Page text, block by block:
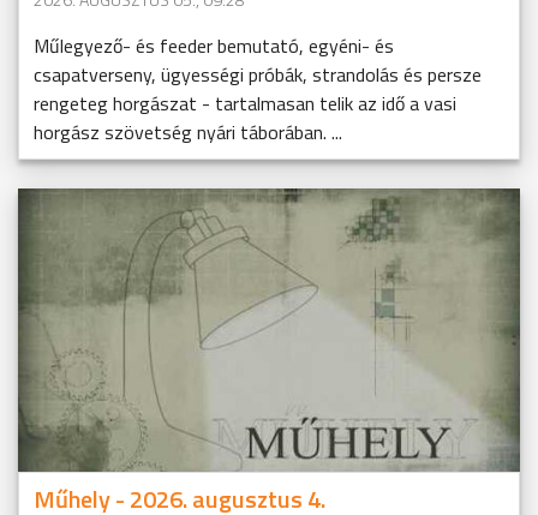
Műlegyező- és feeder bemutató, egyéni- és
csapatverseny, ügyességi próbák, strandolás és persze
rengeteg horgászat - tartalmasan telik az idő a vasi
horgász szövetség nyári táborában. ...
Műhely - 2026. augusztus 4.